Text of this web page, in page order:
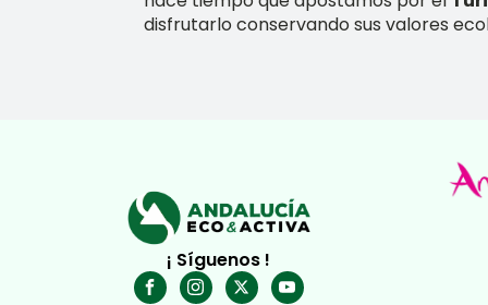
disfrutarlo conservando sus valores
¡ Síguenos !